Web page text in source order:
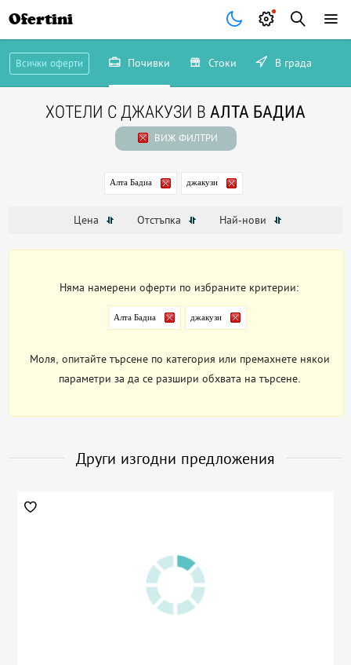
Ofertini
Всички оферти Почивки Стоки В града
ХОТЕЛИ С ДЖАКУЗИ В АЛТА БАДИА
ВИЖ ФИЛТРИ
Алта Бадиа джакузи
Цена Отстъпка Най-нови
Няма намерени оферти по избраните критерии:
Алта Бадиа джакузи
Моля, опитайте търсене по категория или премахнете някои
параметри за да се разшири обхвата на търсене.
Други изгодни предложения